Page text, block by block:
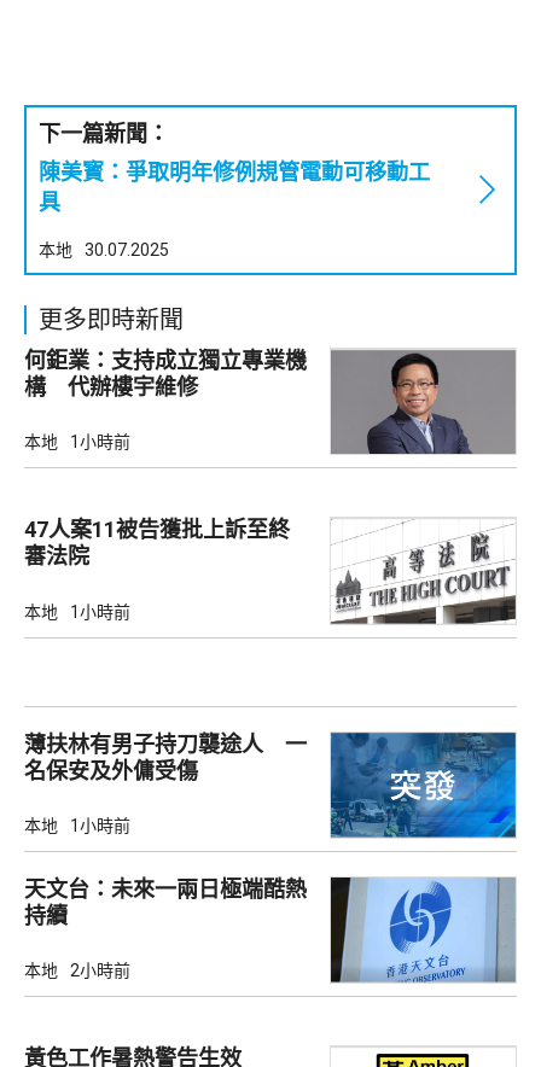
下一篇新聞：
陳美寳：爭取明年修例規管電動可移動工
具
本地 30.07.2025
更多即時新聞
何鉅業：支持成立獨立專業機
構 代辦樓宇維修
本地 1小時前
47人案11被告獲批上訴至終
審法院
本地 1小時前
薄扶林有男子持刀襲途人 一
名保安及外傭受傷
本地 1小時前
天文台：未來一兩日極端酷熱
持續
本地 2小時前
黃色工作暑熱警告生效